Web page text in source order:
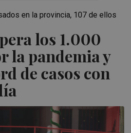
los 1.000
la pandemia y
de casos con
en la provincia, 107 de ellos